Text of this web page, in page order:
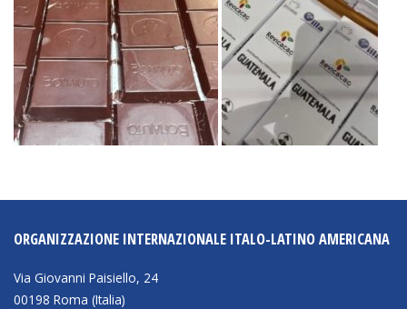
Bandi
Borse di studio
Alta Formazione
Albo fornitori
Contratti/Accordi/Grant
NEWSLETTER
ORGANIZZAZIONE INTERNAZIONALE ITALO-LATINO AMERICANA
Via Giovanni Paisiello, 24
00198 Roma (Italia)